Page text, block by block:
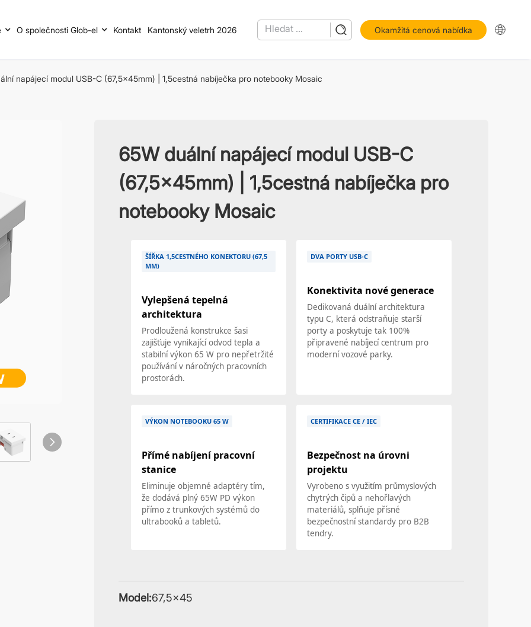
O společnosti Glob-el Kontakt Kantonský veletrh 2026 Okamžitá cenová nabídka
napájecí modul USB-C (67,5x45mm) | 1,5cestná nabíječka pro notebooky Mosaic
65W duální napájecí modul USB-C
(67,5x45mm) | 1,5cestná nabíječka pro
notebooky Mosaic
ŠÍŘKA 1,5CESTNÉHO KONEKTORU (67,5
MM)
Vylepšená tepelná
architektura
Prodloužená konstrukce šasi
zajišťuje vynikající odvod tepla a
stabilní výkon 65 W pro nepřetržité
používání v náročných pracovních
prostorách.
DVA PORTY USB-C
Konektivita nové generace
Dedikovaná duální architektura
typu C, která odstraňuje starší
porty a poskytuje tak 100%
připravené nabíjecí centrum pro
moderní vozové parky.
VÝKON NOTEBOOKU 65 W
Přímé nabíjení pracovní
stanice
Eliminuje objemné adaptéry tím,
že dodává plný 65W PD výkon
přímo z trunkových systémů do
ultrabooků a tabletů.
CERTIFIKACE CE / IEC
Bezpečnost na úrovni
projektu
Vyrobeno s využitím průmyslových
chytrých čipů a nehořlavých
materiálů, splňuje přísné
bezpečnostní standardy pro B2B
tendry.
Model:67,5×45